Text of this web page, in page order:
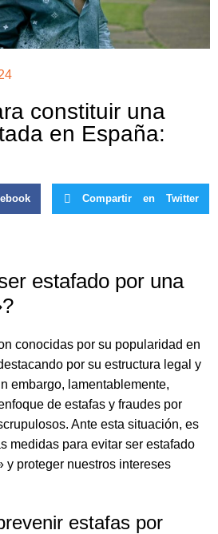
constituir una
en España:
Compartir en Twitter
estafado por una
conocidas por su popularidad en
por su estructura legal y
embargo, lamentablemente,
de estafas y fraudes por
Ante esta situación, es
medidas para evitar ser estafado
y proteger nuestros intereses
estafas por